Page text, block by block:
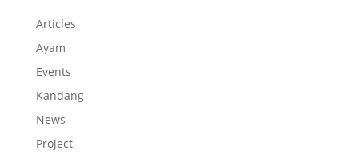
Articles
Ayam
Events
Kandang
News
Project